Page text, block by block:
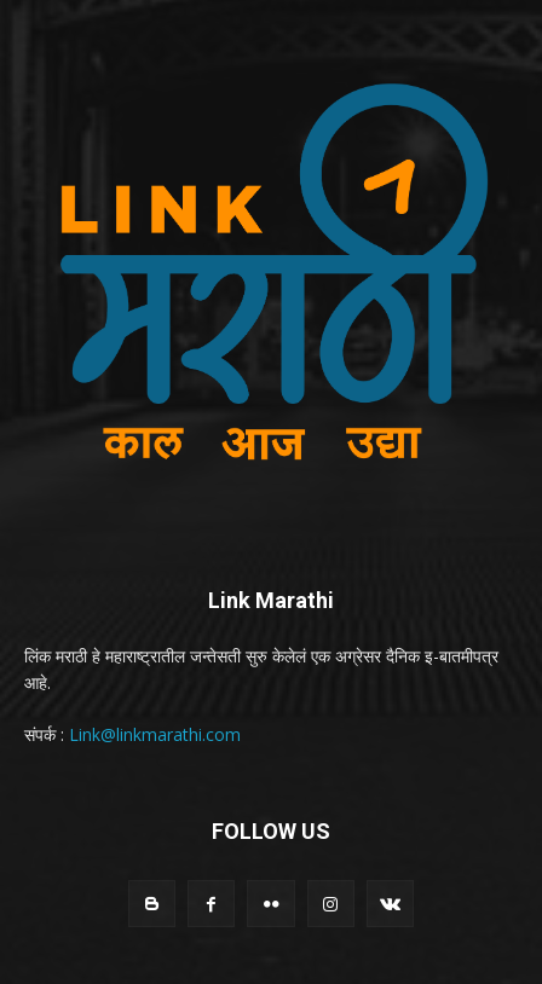
Link Marathi
लिंक मराठी हे महाराष्ट्रातील जन्तेसती सुरु केलेलं एक अग्रेसर दैनिक इ-बातमीपत्र
आहे.
संपर्क : Link@linkmarathi.com
FOLLOW US